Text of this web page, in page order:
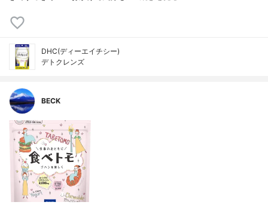
DHC(ディーエイチシー)
デトクレンズ
BECK